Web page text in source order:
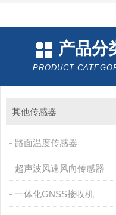
产品分
PRODUCT
其他传感器
路面温度传感器
超声波风速风向传感器
一体化GNSS接收机